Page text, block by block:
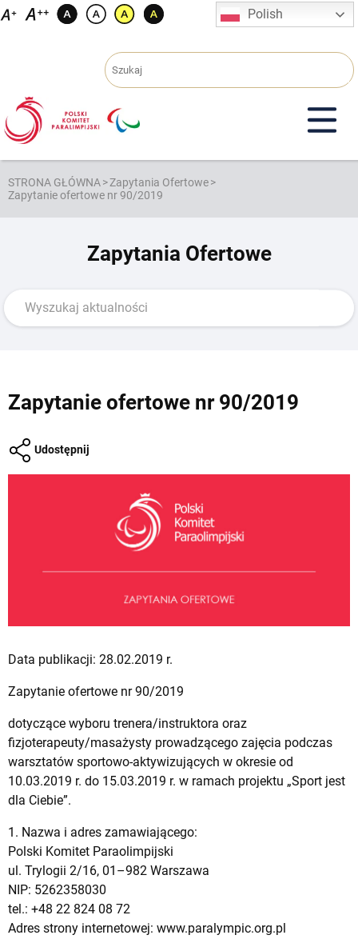
Przejdź
Polish
STRONA GŁÓWNA>Zapytania Ofertowe>
Zapytanie ofertowe nr 90/2019
Zapytania Ofertowe
Zapytanie ofertowe nr 90/2019
Udostępnij
Data publikacji: 28.02.2019 r.
Zapytanie ofertowe nr 90/2019
dotyczące wyboru trenera/instruktora oraz
fizjoterapeuty/masażysty prowadzącego zajęcia podczas
warsztatów sportowo-aktywizujących w okresie od
10.03.2019 r. do 15.03.2019 r. w ramach projektu „Sport jest
dla Ciebie”.
1. Nazwa i adres zamawiającego:
Polski Komitet Paraolimpijski
ul. Trylogii 2/16, 01–982 Warszawa
NIP: 5262358030
tel.: +48 22 824 08 72
Adres strony internetowej: www.paralympic.org.pl